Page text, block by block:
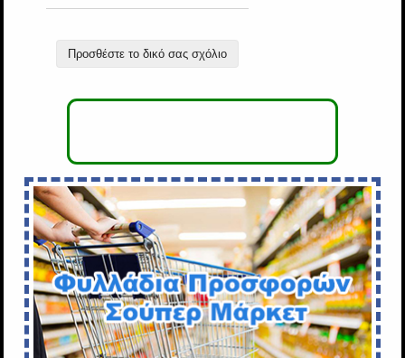
Προσθέστε το δικό σας σχόλιο